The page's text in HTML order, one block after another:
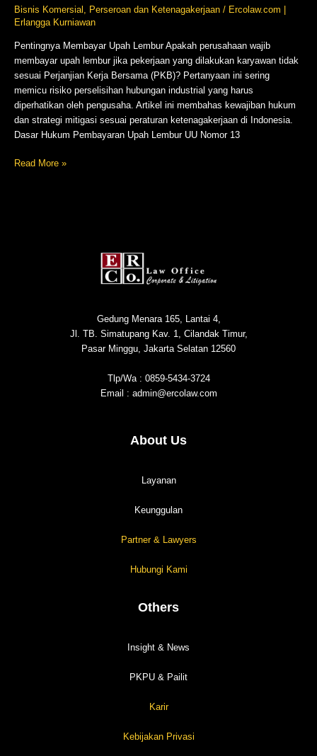
Bisnis Komersial Perseroan dan Ketenagakerjaan/ Ercolaw.com |
Erlangga Kurniawan
Pentingnya Membayar Upah Lembur Apakah perusahaan wajib
membayar upah lembur jika pekerjaan yang dilakukan karyawan tidak
sesuai Perjanjian Kerja Bersama (PKB)? Pertanyaan ini sering
memicu risiko perselisihan hubungan industrial yang harus
diperhatikan oleh pengusaha. Artikel ini membahas kewajiban hukum
dan strategi mitigasi sesuai peraturan ketenagakerjaan di Indonesia.
Dasar Hukum Pembayaran Upah Lembur UU Nomor 13
Read More »
Gedung Menara 165, Lantai 4,
Jl. TB. Simatupang Kav. 1, Cilandak Timur,
Pasar Minggu, Jakarta Selatan 12560
Tlp/Wa : 0859-5434-3724
Email : admin@ercolaw.com
About Us
Layanan
Keunggulan
Partner & Lawyers
Hubungi Kami
Others
Insight & News
PKPU & Pailit
Karir
Kebijakan Privasi